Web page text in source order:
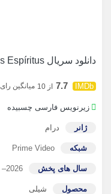
دانلود سریال La Casa de los Espíritus
7.7 از 10 میانگین رای 7.325 نفر
زیرنویس فارسی چسبیده
ژانر درام
شبکه Prime Video
سال های پخش 2026–
محصول شیلی